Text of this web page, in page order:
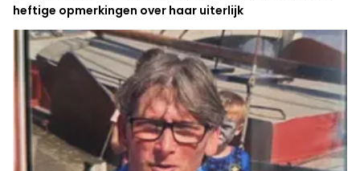
heftige opmerkingen over haar uiterlijk